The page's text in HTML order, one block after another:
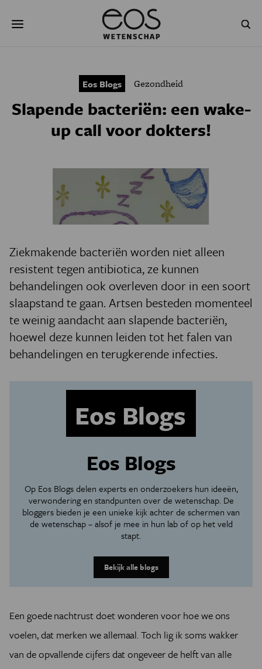
naar
GEZONDHEID
NATUURWETENSCHAPPEN
AGENDA
JONGE UITDAGERS
Eos Blogs Gezondheid
Slapende bacteriën: een wake-
up call voor dokters!
Ziekmakende bacteriën worden niet alleen
resistent tegen antibiotica, ze kunnen
behandelingen ook overleven door in een soort
slaapstand te gaan. Artsen besteden momenteel
te weinig aandacht aan slapende bacteriën,
hoewel deze kunnen leiden tot het falen van
behandelingen en terugkerende infecties.
Eos Blogs
Op Eos Blogs delen experts en onderzoekers hun ideeën,
verwondering en standpunten over de wetenschap. De
bloggers bieden je een unieke kijk achter de schermen van
de wetenschap – alsof je mee in hun lab of op het veld
stapt.
Bekijk alle blogs
Een goede nachtrust doet wonderen voor hoe we ons
voelen, dat merken we allemaal. Toch lig ik soms wakker
van de opvallende cijfers dat ongeveer de helft van alle